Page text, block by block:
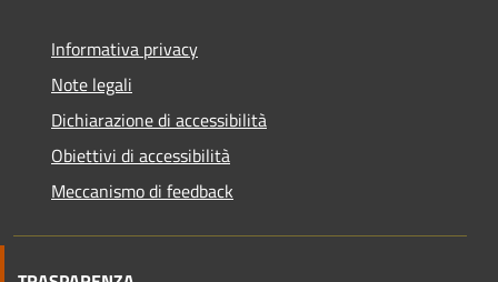
Informativa privacy
Note legali
Dichiarazione di accessibilità
Obiettivi di accessibilità
Meccanismo di feedback